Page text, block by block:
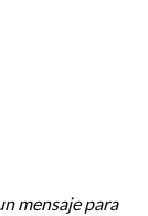
mensaje para